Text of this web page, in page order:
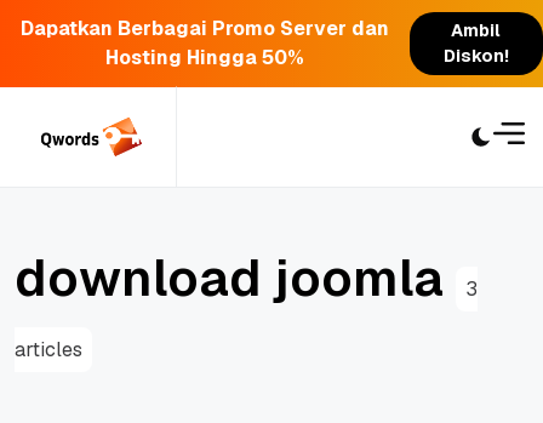
Dapatkan Berbagai Promo Server dan
Hosting Hingga 50%
Ambil
Diskon!
download joomla 3
articles